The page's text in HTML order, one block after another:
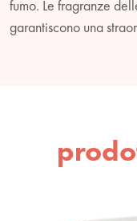
fumo. Le fragranze
garantiscono una